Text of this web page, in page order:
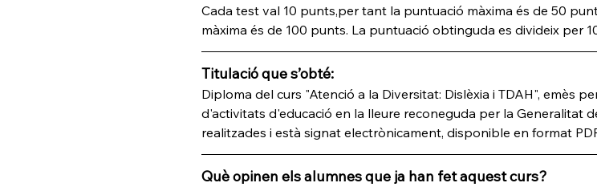
Cada test val 10 punts,per tant la puntuació màxima és de 50
màxima és de 100 punts. La puntuació obtinguda es divideix per
Titulació que s’obté:
Diploma del curs "Atenció a la Diversitat: Dislèxia i TDAH", emès
d'activitats d'educació en la lleure reconeguda per la Generalitat
realitzades i està signat electrònicament, disponible en format
Què opinen els alumnes que ja han fet aquest curs?